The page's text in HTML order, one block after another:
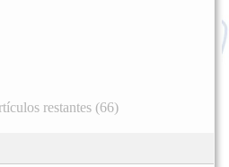
restantes (66)